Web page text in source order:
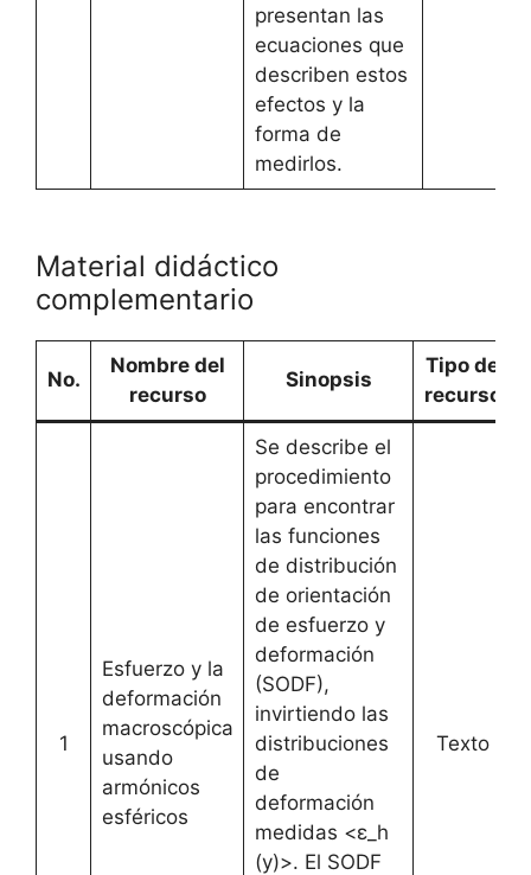
presentan las
ecuaciones que
describen estos
efectos y la
forma de
medirlos.
Material didáctico
complementario
No.
Nombre del
recurso
Sinopsis
Tipo de
recurso
1
Esfuerzo y la
deformación
macroscópica
usando
armónicos
esféricos
Se describe el
procedimiento
para encontrar
las funciones
de distribución
de orientación
de esfuerzo y
deformación
(SODF),
invirtiendo las
distribuciones
de
deformación
medidas <ε_h
(y)>. El SODF
Texto